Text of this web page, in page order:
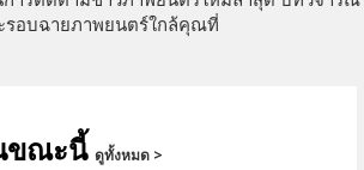
รอบฉายภาพยนตร์ใกล้คุณที่
ขณะนี้ ดูทั้งหมด >